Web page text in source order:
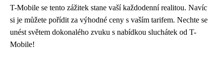
T-Mobile se tento zážitek stane vaší každodenní realitou. Navíc
si je můžete pořídit za výhodné ceny s vaším tarifem. Nechte se
unést světem dokonalého zvuku s nabídkou sluchátek od T-
Mobile!